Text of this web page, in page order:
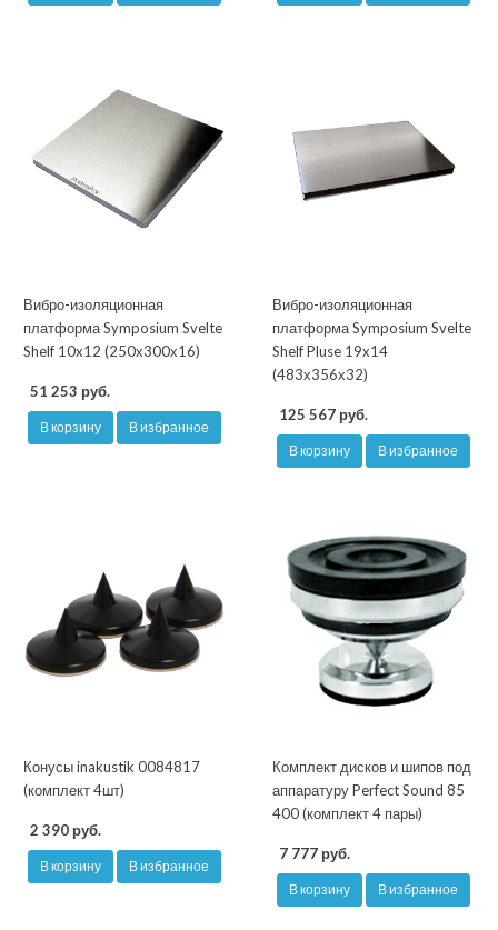
Вибро-изоляционная
платформа Symposium Svelte
Shelf 10x12 (250х300х16)
51 253 руб.
В корзину В избранное
Вибро-изоляционная
платформа Symposium Svelte
Shelf Pluse 19x14
(483х356х32)
125 567 руб.
В корзину В избранное
Конусы inakustik 0084817
(комплект 4шт)
2 390 руб.
В корзину В избранное
Комплект дисков и шипов под
аппаратуру Perfect Sound 85
400 (комплект 4 пары)
7 777 руб.
В корзину В избранное